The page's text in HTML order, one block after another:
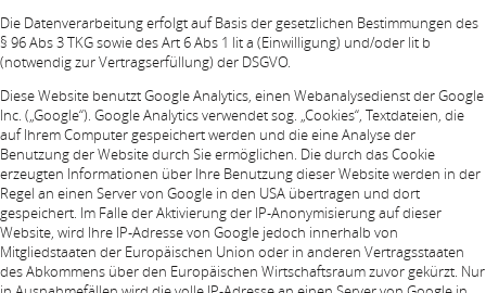
Die Datenverarbeitung erfolgt auf Basis der gesetzlichen Bestimmungen des
§ 96 Abs 3 TKG sowie des Art 6 Abs 1 lit a (Einwilligung) und/oder lit b
(notwendig zur Vertragserfüllung) der DSGVO.
Diese Website benutzt Google Analytics, einen Webanalysedienst der Google
Inc. („Google“). Google Analytics verwendet sog. „Cookies“, Textdateien, die
auf Ihrem Computer gespeichert werden und die eine Analyse der
Benutzung der Website durch Sie ermöglichen. Die durch das Cookie
erzeugten Informationen über Ihre Benutzung dieser Website werden in der
Regel an einen Server von Google in den USA übertragen und dort
gespeichert. Im Falle der Aktivierung der IP-Anonymisierung auf dieser
Website, wird Ihre IP-Adresse von Google jedoch innerhalb von
Mitgliedstaaten der Europäischen Union oder in anderen Vertragsstaaten
des Abkommens über den Europäischen Wirtschaftsraum zuvor gekürzt. Nur